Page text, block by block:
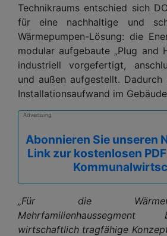
Technikraums entschied sich
für eine nachhaltige und
Wärmepumpen-Lösung: die
modular aufgebaute „Plug and
industriell vorgefertigt,
und außen aufgestellt.
Installationsaufwand im
Advertising
Abonnieren Sie unseren
Link zur kostenlosen
„Für die
wirtschaftlich tragfähige